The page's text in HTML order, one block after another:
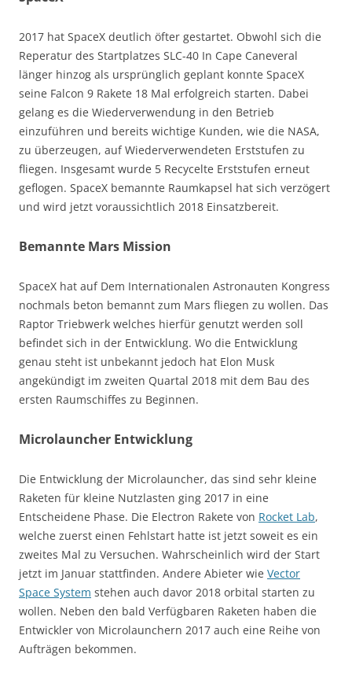
2017 hat SpaceX deutlich öfter gestartet. Obwohl sich die
Reperatur des Startplatzes SLC-40 In Cape Caneveral
länger hinzog als ursprünglich geplant konnte SpaceX
seine Falcon 9 Rakete 18 Mal erfolgreich starten. Dabei
gelang es die Wiederverwendung in den Betrieb
einzuführen und bereits wichtige Kunden, wie die NASA,
zu überzeugen, auf Wiederverwendeten Erststufen zu
fliegen. Insgesamt wurde 5 Recycelte Erststufen erneut
geflogen. SpaceX bemannte Raumkapsel hat sich verzögert
und wird jetzt voraussichtlich 2018 Einsatzbereit.
Bemannte Mars Mission
SpaceX hat auf Dem Internationalen Astronauten Kongress
nochmals beton bemannt zum Mars fliegen zu wollen. Das
Raptor Triebwerk welches hierfür genutzt werden soll
befindet sich in der Entwicklung. Wo die Entwicklung
genau steht ist unbekannt jedoch hat Elon Musk
angekündigt im zweiten Quartal 2018 mit dem Bau des
ersten Raumschiffes zu Beginnen.
Microlauncher Entwicklung
Die Entwicklung der Microlauncher, das sind sehr kleine
Raketen für kleine Nutzlasten ging 2017 in eine
Entscheidene Phase. Die Electron Rakete von Rocket Lab,
welche zuerst einen Fehlstart hatte ist jetzt soweit es ein
zweites Mal zu Versuchen. Wahrscheinlich wird der Start
jetzt im Januar stattfinden. Andere Abieter wie Vector
Space System stehen auch davor 2018 orbital starten zu
wollen. Neben den bald Verfügbaren Raketen haben die
Entwickler von Microlaunchern 2017 auch eine Reihe von
Aufträgen bekommen.